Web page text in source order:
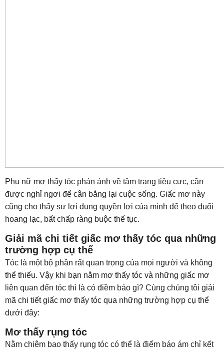
Phụ nữ mơ thấy tóc phản ánh về tâm trạng tiêu cực, cần
được nghỉ ngơi để cân bằng lại cuộc sống. Giấc mơ này
cũng cho thấy sự lợi dụng quyền lợi của mình để theo đuổi
hoang lạc, bất chấp ràng buộc thế tục.
Giải mã chi tiết giấc mơ thấy tóc qua những
trường hợp cụ thể
Tóc là một bộ phận rất quan trọng của mọi người và không
thể thiếu. Vậy khi bạn nằm mơ thấy tóc và những giấc mơ
liên quan đến tóc thì là có điềm báo gì? Cùng chúng tôi giải
mã chi tiết giấc mơ thấy tóc qua những trường hợp cụ thể
dưới đây:
Mơ thấy rụng tóc
Nằm chiêm bao thấy rụng tóc có thể là điểm báo ám chỉ kết